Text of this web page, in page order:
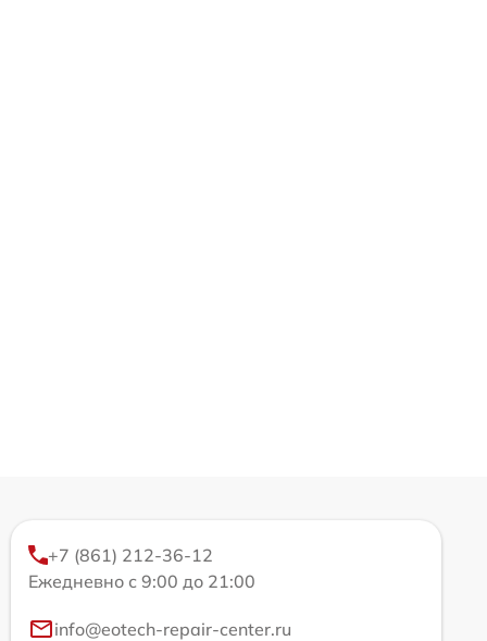
+7 (861) 212-36-12
Ежедневно с 9:00 до 21:00
info@eotech-repair-center.ru